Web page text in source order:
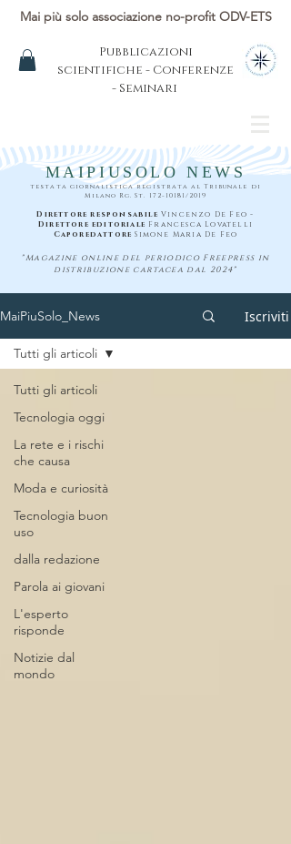
Mai più solo associazione no-profit ODV-ETS
Pubblicazioni
scientifiche - Conferenze
- Seminari
MAIPIUSOLO NEWS
testata giornalistica registrata al Tribunale di
Milano Rg. St. 172-10181 /2019
Direttore responsabile Vincenzo De Feo -
Direttore editoriale Francesca Lovatelli
Caporedattore Simone Maria De Feo
"Magazine online del periodico Freepress in
distribuzione cartacea dal 2024"
MaiPiuSolo_News Iscriviti
Tutti gli articoli
Tecnologia oggi
La rete e i rischi
che causa
Moda e curiosità
Tecnologia buon
uso
dalla redazione
Parola ai giovani
L'esperto
risponde
Notizie dal
mondo
Tutti gli articoli